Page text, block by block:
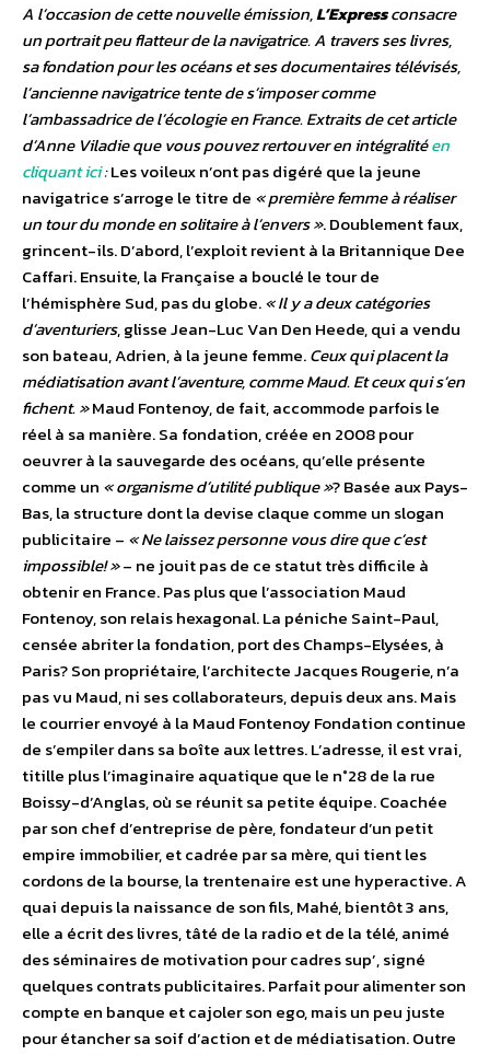
A l’occasion de cette nouvelle émission,L’Expressconsacre
un portrait peu flatteur de la navigatrice. A travers ses livres,
sa fondation pour les océans et ses documentaires télévisés,
l’ancienne navigatrice tente de s’imposer comme
l’ambassadrice de l’écologie en France. Extraits de cet article
d’Anne Viladie que vous pouvez rertouver en intégralitéen
cliquant ici:Les voileux n’ont pas digéré que la jeune
navigatrice s’arroge le titre de « première femme à réaliser
un tour du monde en solitaire à l’envers ». Doublement faux,
grincent-ils. D’abord, l’exploit revient à la Britannique Dee
Caffari. Ensuite, la Française a bouclé le tour de
l’hémisphère Sud, pas du globe.« Il y a deux catégories
d’aventuriers, glisse Jean-Luc Van Den Heede, qui a vendu
son bateau, Adrien, à la jeune femme.Ceux qui placent la
médiatisation avant l’aventure, comme Maud. Et ceux qui s’en
fichent. »Maud Fontenoy, de fait, accommode parfois le
réel à sa manière. Sa fondation, créée en 2008 pour
oeuvrer à la sauvegarde des océans, qu’elle présente
comme un « organisme d’utilité publique »? Basée aux Pays-
Bas, la structure dont la devise claque comme un slogan
publicitaire – « Ne laissez personne vous dire que c’est
impossible! »– ne jouit pas de ce statut très difficile à
obtenir en France. Pas plus que l’association Maud
Fontenoy, son relais hexagonal. La péniche Saint-Paul,
censée abriter la fondation, port des Champs-Elysées, à
Paris? Son propriétaire, l’architecte Jacques Rougerie, n’a
pas vu Maud, ni ses collaborateurs, depuis deux ans. Mais
le courrier envoyé à la Maud Fontenoy Fondation continue
de s’empiler dans sa boîte aux lettres. L’adresse, il est vrai,
titille plus l’imaginaire aquatique que le n°28 de la rue
Boissy-d’Anglas, où se réunit sa petite équipe. Coachée
par son chef d’entreprise de père, fondateur d’un petit
empire immobilier, et cadrée par sa mère, qui tient les
cordons de la bourse, la trentenaire est une hyperactive. A
quai depuis la naissance de son fils, Mahé, bientôt 3 ans,
elle a écrit des livres, tâté de la radio et de la télé, animé
des séminaires de motivation pour cadres sup’, signé
quelques contrats publicitaires. Parfait pour alimenter son
compte en banque et cajoler son ego, mais un peu juste
pour étancher sa soif d’action et de médiatisation. Outre